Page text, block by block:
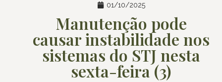
01/10/2025
Manutenção pode
causar instabilidade nos
sistemas do STJ nesta
sexta-feira (3)